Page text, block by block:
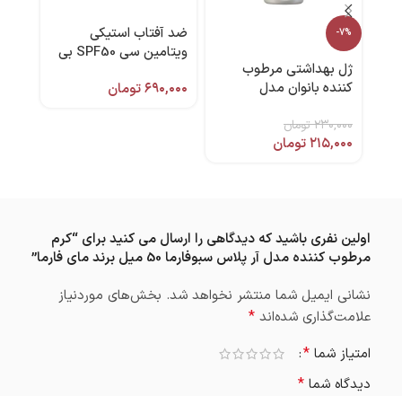
-7%
ژل بهداشتی مرطوب
کننده بانوان مدل
هیدرودرم
۲۳۰,۰۰۰تومان
۲۱۵,۰۰۰تومان
ضد آفتاب استیکی
ویتامین سی SPF50 بی
۶۹۰,۰۰۰تومان
اولین نفری باشید که دیدگاهی را ارسال می کنید برای “کرم
مرطوب کننده مدل آر پلاس سبوفارما 50 میل برند مای فارما”
نشانی ایمیل شما منتشر نخواهد شد. بخش‌های موردنیاز
علامت‌گذاری شده‌اند *
امتیاز شما *
دیدگاه شما *